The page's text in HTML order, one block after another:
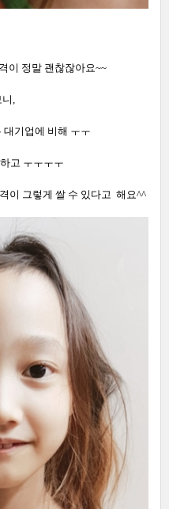
이 정말 괜찮잖아요~~
,
대기업에 비해 ㅜㅜ
고 ㅜㅜㅜㅜ
이 그렇게 쌀 수 있다고 해요^^